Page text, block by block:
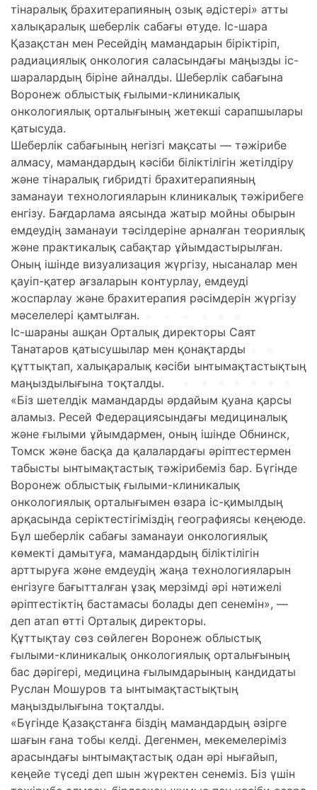
тінаралық брахитерапияның озық әдістері» атты
халықаралық шеберлік сабағы өтуде. Іс-шара
Қазақстан мен Ресейдің мамандарын біріктіріп,
радиациялық онкология саласындағы маңызды іс-
шаралардың біріне айналды. Шеберлік сабағына
Воронеж облыстық ғылыми-клиникалық
онкологиялық орталығының жетекші сарапшылары
қатысуда.
Шеберлік сабағының негізгі мақсаты — тәжірибе
алмасу, мамандардың кәсіби біліктілігін жетілдіру
және тінаралық гибридті брахитерапияның
заманауи технологияларын клиникалық тәжірибеге
енгізу. Бағдарлама аясында жатыр мойны обырын
емдеудің заманауи тәсілдеріне арналған теориялық
және практикалық сабақтар ұйымдастырылған.
Оның ішінде визуализация жүргізу, нысаналар мен
қауіп-қатер ағзаларын контурлау, емдеуді
жоспарлау және брахитерапия рәсімдерін жүргізу
мәселелері қамтылған.
Іс-шараны ашқан Орталық директоры Саят
Танатаров қатысушылар мен қонақтарды
құттықтап, халықаралық кәсіби ынтымақтастықтың
маңыздылығына тоқталды.
«Біз шетелдік мамандарды әрдайым қуана қарсы
аламыз. Ресей Федерациясындағы медициналық
және ғылыми ұйымдармен, оның ішінде Обнинск,
Томск және басқа да қалалардағы әріптестермен
табысты ынтымақтастық тәжірибеміз бар. Бүгінде
Воронеж облыстық ғылыми-клиникалық
онкологиялық орталығымен өзара іс-қимылдың
арқасында серіктестігіміздің географиясы кеңеюде.
Бұл шеберлік сабағы заманауи онкологиялық
көмекті дамытуға, мамандардың біліктілігін
арттыруға және емдеудің жаңа технологияларын
енгізуге бағытталған ұзақ мерзімді әрі нәтижелі
әріптестіктің бастамасы болады деп сенемін», —
деп атап өтті Орталық директоры.
Құттықтау сөз сөйлеген Воронеж облыстық
ғылыми-клиникалық онкологиялық орталығының
бас дәрігері, медицина ғылымдарының кандидаты
Руслан Мошуров та ынтымақтастықтың
маңыздылығына тоқталды.
«Бүгінде Қазақстанға біздің мамандардың әзірге
шағын ғана тобы келді. Дегенмен, мекемелеріміз
арасындағы ынтымақтастық одан әрі нығайып,
кеңейе түседі деп шын жүректен сенеміз. Біз үшін